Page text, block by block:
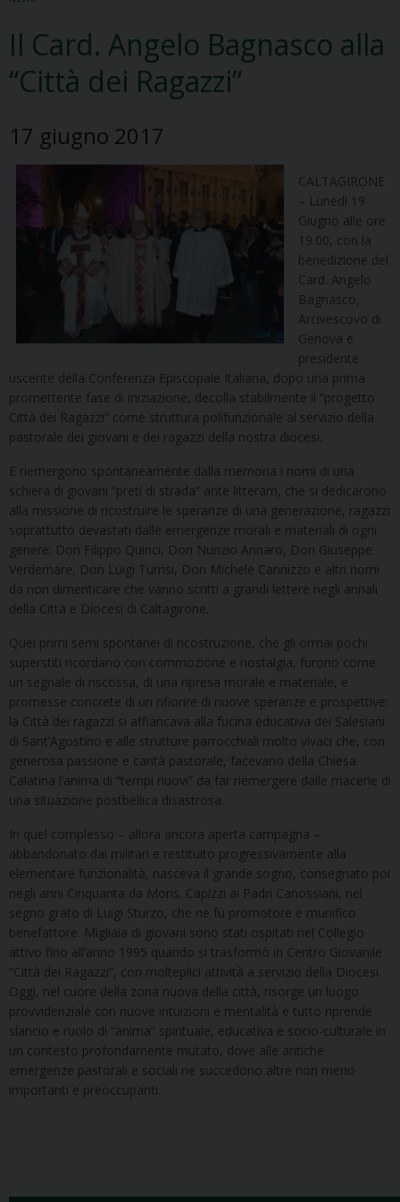
Il Card. Angelo Bagnasco alla
“Città dei Ragazzi”
17 giugno 2017
CALTAGIRONE
– Lunedì 19
Giugno alle ore
19.00, con la
benedizione del
Card. Angelo
Bagnasco,
Arcivescovo di
Genova e
presidente
uscente della Conferenza Episcopale Italiana, dopo una prima
promettente fase di iniziazione, decolla stabilmente il “progetto
Città dei Ragazzi” come struttura polifunzionale al servizio della
pastorale dei giovani e dei ragazzi della nostra diocesi.
E riemergono spontaneamente dalla memoria i nomi di una
schiera di giovani “preti di strada” ante litteram, che si dedicarono
alla missione di ricostruire le speranze di una generazione, ragazzi
soprattutto devastati dalle emergenze morali e materiali di ogni
genere: Don Filippo Quinci, Don Nunzio Annaro, Don Giuseppe
Verdemare, Don Luigi Turrisi, Don Michele Cannizzo e altri nomi
da non dimenticare che vanno scritti a grandi lettere negli annali
della Città e Diocesi di Caltagirone.
Quei primi semi spontanei di ricostruzione, che gli ormai pochi
superstiti ricordano con commozione e nostalgia, furono come
un segnale di riscossa, di una ripresa morale e materiale, e
promesse concrete di un rifiorire di nuove speranze e prospettive:
la Città dei ragazzi si affiancava alla fucina educativa dei Salesiani
di Sant’Agostino e alle strutture parrocchiali molto vivaci che, con
generosa passione e carità pastorale, facevano della Chiesa
Calatina l’anima di “tempi nuovi” da far riemergere dalle macerie di
una situazione postbellica disastrosa.
In quel complesso – allora ancora aperta campagna –
abbandonato dai militari e restituito progressivamente alla
elementare funzionalità, nasceva il grande sogno, consegnato poi
negli anni Cinquanta da Mons. Capizzi ai Padri Canossiani, nel
segno grato di Luigi Sturzo, che ne fu promotore e munifico
benefattore. Migliaia di giovani sono stati ospitati nel Collegio
attivo fino all’anno 1995 quando si trasformò in Centro Giovanile
“Città dei Ragazzi”, con molteplici attività a servizio della Diocesi.
Oggi, nel cuore della zona nuova della città, risorge un luogo
provvidenziale con nuove intuizioni e mentalità e tutto riprende
slancio e ruolo di “anima” spirituale, educativa e socio-culturale in
un contesto profondamente mutato, dove alle antiche
emergenze pastorali e sociali ne succedono altre non meno
importanti e preoccupanti.